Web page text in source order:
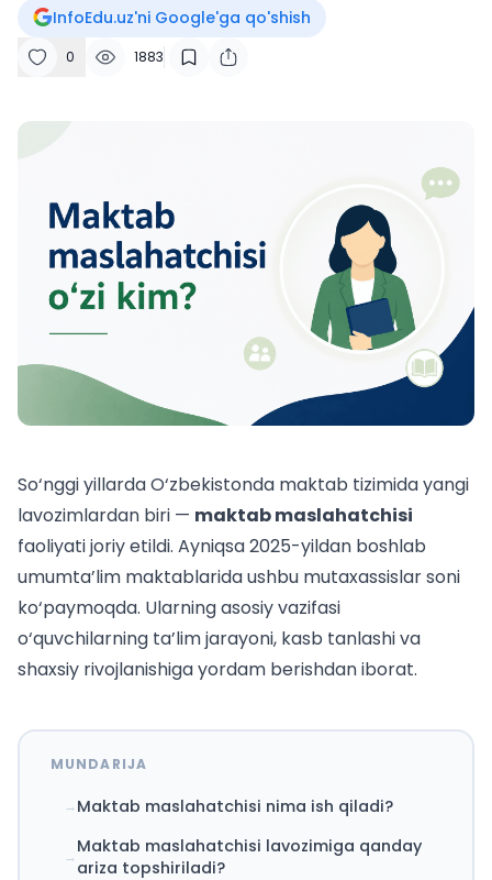
InfoEdu.uz'ni Google'ga qo'shish
0 1883
So‘nggi yillarda O‘zbekistonda maktab tizimida yangi
lavozimlardan biri — maktab maslahatchisi
faoliyati joriy etildi. Ayniqsa 2025-yildan boshlab
umumta’lim maktablarida ushbu mutaxassislar soni
ko‘paymoqda. Ularning asosiy vazifasi
o‘quvchilarning ta’lim jarayoni, kasb tanlashi va
shaxsiy rivojlanishiga yordam berishdan iborat.
MUNDARIJA
Maktab maslahatchisi nima ish qiladi?
Maktab maslahatchisi lavozimiga qanday
ariza topshiriladi?